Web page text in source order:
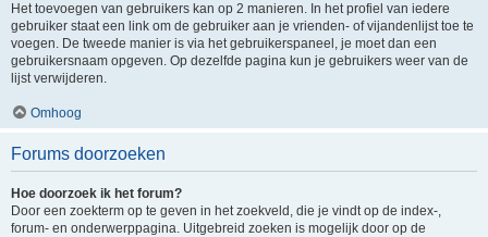
Het toevoegen van gebruikers kan op 2 manieren. In het profiel van iedere
gebruiker staat een link om de gebruiker aan je vrienden- of vijandenlijst toe te
voegen. De tweede manier is via het gebruikerspaneel, je moet dan een
gebruikersnaam opgeven. Op dezelfde pagina kun je gebruikers weer van de
lijst verwijderen.
Omhoog
Forums doorzoeken
Hoe doorzoek ik het forum?
Door een zoekterm op te geven in het zoekveld, die je vindt op de index-,
forum- en onderwerppagina. Uitgebreid zoeken is mogelijk door op de